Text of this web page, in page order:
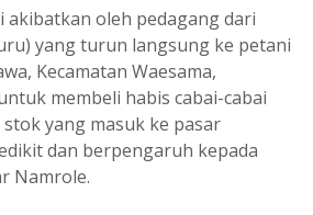
akibatkan oleh pedagang dari
yang turun langsung ke petani
Kecamatan Waesama,
membeli habis cabai-cabai
yang masuk ke pasar
dan berpengaruh kepada
Namrole.